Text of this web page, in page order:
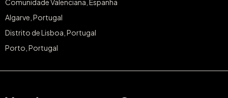
Algarve, Portugal
Distrito de Lisboa, Portugal
Porto, Portugal